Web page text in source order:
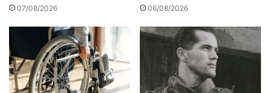
07/08/2026 06/08/2026